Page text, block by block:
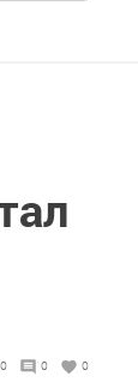
0 0